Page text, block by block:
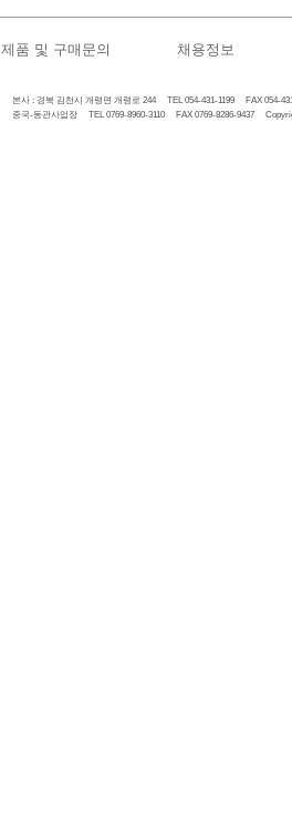
제품 및 구매문의 채용정보
본사 : 경북 김천시 개령면 개령로 244 TEL 054-431-1199 FAX 054-
중국-동관사업장 TEL 0769-8960-3110 FAX 0769-8286-9437